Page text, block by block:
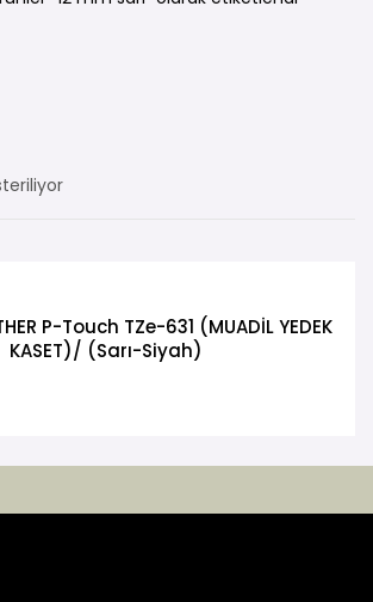
P-Touch TZe-631 (MUADİL YEDEK
KASET)/ (Sarı-Siyah)